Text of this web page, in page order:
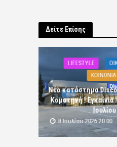
Δείτε Επίσης
LIFESTYLE
ΚΟΙΝΩΝΙΑ
Νέο κατάστημα
Κομοτηνή !
8 Ιουλίου 2026 20:00